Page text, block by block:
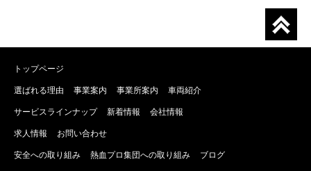
トップページ
選ばれる理由 事業案内 事業所案内 車両紹介
サービスラインナップ 新着情報 会社情報
求人情報 お問い合わせ
安全への取り組み 熱血プロ集団への取り組み ブログ